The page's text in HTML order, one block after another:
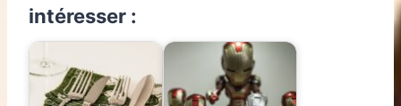
intéresser :